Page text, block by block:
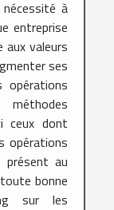
à
entreprise
aux valeurs
ses
opérations
ceux dont
opérations
présent au
bonne
sur les